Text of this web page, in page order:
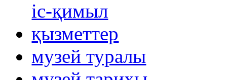
іс-қимыл
қызметтер
музей туралы